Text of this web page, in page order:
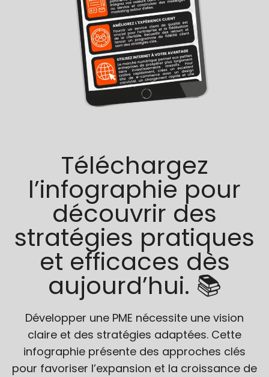
Téléchargez
l’infographie pour
découvrir des
stratégies pratiques
et efficaces dès
aujourd’hui. 📚
Développer une PME nécessite une vision
claire et des stratégies adaptées. Cette
infographie présente des approches clés
pour favoriser l’expansion et la croissance de